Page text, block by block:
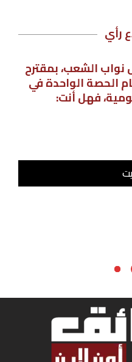
رأي
الشعب، بمقترح
الحصة الواحدة في
فهل أنت: